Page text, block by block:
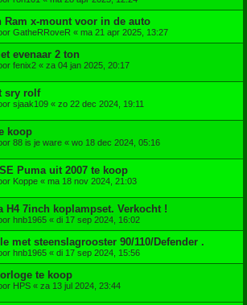
Ram x-mount voor in de auto
GatheRRoveR « ma 21 apr 2025, 13:27
evenaar 2 ton
fenix2 « za 04 jan 2025, 20:17
sry rolf
sjaak109 « zo 22 dec 2024, 19:11
koop
88 is je ware « wo 18 dec 2024, 05:16
Puma uit 2007 te koop
Koppe « ma 18 nov 2024, 21:03
H4 7inch koplampset. Verkocht !
hnb1965 « di 17 sep 2024, 16:02
met steenslagrooster 90/110/Defender .
hnb1965 « di 17 sep 2024, 15:56
te koop
HPS « za 13 jul 2024, 23:44